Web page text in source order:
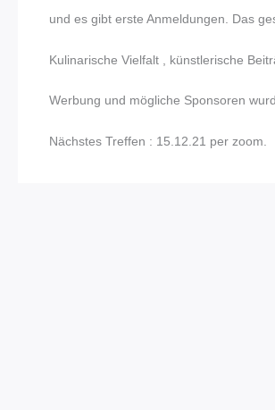
und es gibt erste Anmeldungen. Das
Kulinarische Vielfalt , künstlerische
Werbung und mögliche Sponsoren
Nächstes Treffen : 15.12.21 per zoom.